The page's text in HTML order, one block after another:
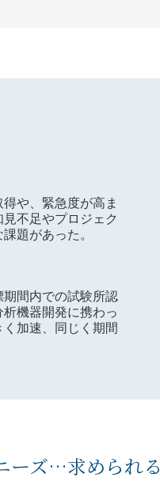
や、緊急度が高ま
不足やプロジェク
題があった。
間内での試験所認
機器開発に携わっ
加速、同じく期間
ーズ…求められる